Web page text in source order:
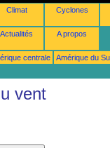
Climat Cyclones
Actualités A propos
centrale
Amérique du
vent